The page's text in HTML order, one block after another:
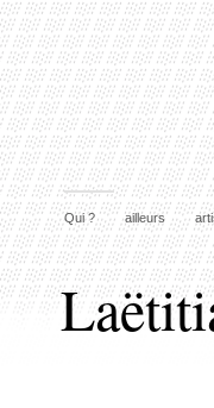
Qui ? ailleurs